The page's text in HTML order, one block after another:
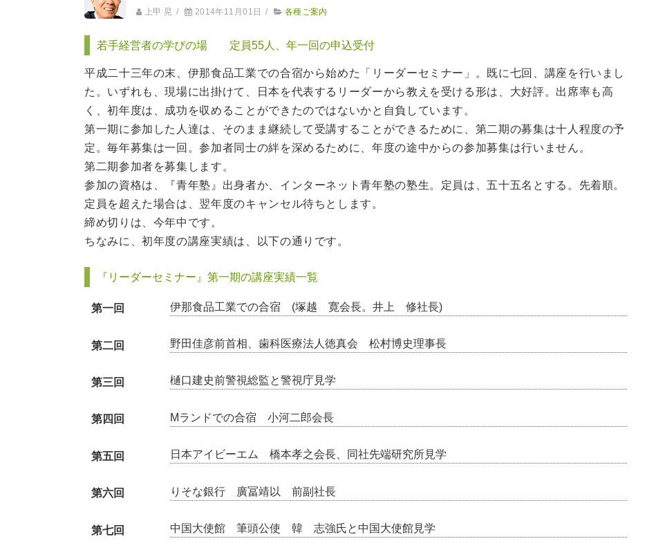
上甲 晃 / 2014年11月01日 / 各種ご案内
若手経営者の学びの場 定員55人、年一回の申込受付
平成二十三年の末、伊那食品工業での合宿から始めた「リーダーセミナー」。既に七回、講座を行いまし
た。いずれも、現場に出掛けて、日本を代表するリーダーから教えを受ける形は、大好評。出席率も高
く、初年度は、成功を収めることができたのではないかと自負しています。
第一期に参加した人達は、そのまま継続して受講することができるために、第二期の募集は十人程度の予
定。毎年募集は一回。参加者同士の絆を深めるために、年度の途中からの参加募集は行いません。
第二期参加者を募集します。
参加の資格は、『青年塾』出身者か、インターネット青年塾の塾生。定員は、五十五名とする。先着順。
定員を超えた場合は、翌年度のキャンセル待ちとします。
締め切りは、今年中です。
ちなみに、初年度の講座実績は、以下の通りです。
『リーダーセミナー』第一期の講座実績一覧
第一回 伊那食品工業での合宿 (塚越 寛会長。井上 修社長)
第二回 野田佳彦前首相、歯科医療法人徳真会 松村博史理事長
第三回 樋口建史前警視総監と警視庁見学
第四回 Мランドでの合宿 小河二郎会長
第五回 日本アイビーエム 橋本孝之会長、同社先端研究所見学
第六回 りそな銀行 廣冨靖以 前副社長
第七回 中国大使館 筆頭公使 韓 志強氏と中国大使館見学